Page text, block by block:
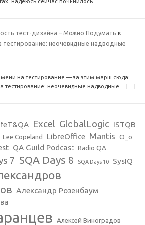
надеюсь сейчас починилось
тест-дизайна – Можно Подумать к
тестирование: неочевидные надводные
на тестирование — за этим марш сюда:
тестирование: неочевидные надводные… […]
Excel GlobalLogic ISTQB
Lee Copeland LibreOffice Mantis O_o
QA Guild Podcast Radio QA
7 SQA Days 8 SQA Days 10 SysIQ
Александр Розенбаум
Алексей Виноградов